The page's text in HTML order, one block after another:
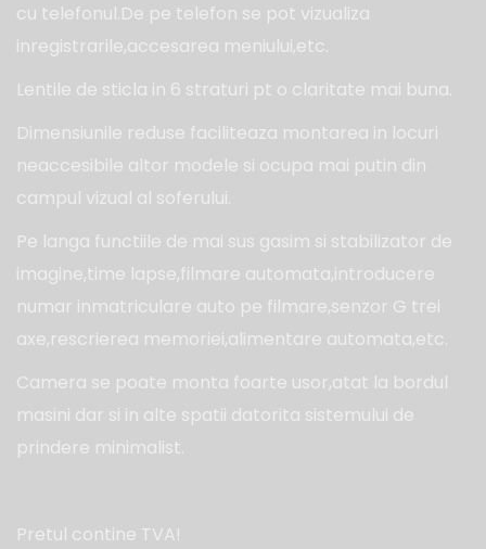
cu telefonul.De pe telefon se pot vizualiza
inregistrarile,accesarea meniului,etc.
Lentile de sticla in 6 straturi pt o claritate mai buna.
Dimensiunile reduse faciliteaza montarea in locuri
neaccesibile altor modele si ocupa mai putin din
campul vizual al soferului.
Pe langa functiile de mai sus gasim si stabilizator de
imagine,time lapse,filmare automata,introducere
numar inmatriculare auto pe filmare,senzor G trei
axe,rescrierea memoriei,alimentare automata,etc.
Camera se poate monta foarte usor,atat la bordul
masini dar si in alte spatii datorita sistemului de
prindere minimalist.
Pretul contine TVA!